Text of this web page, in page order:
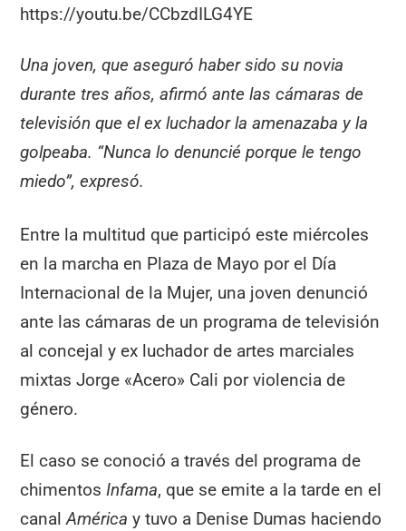
https://youtu.be/CCbzdILG4YE
Una joven, que aseguró haber sido su novia
durante tres años, afirmó ante las cámaras de
televisión que el ex luchador la amenazaba y la
golpeaba. “Nunca lo denuncié porque le tengo
miedo”, expresó.
Entre la multitud que participó este miércoles
en la marcha en Plaza de Mayo por el Día
Internacional de la Mujer, una joven denunció
ante las cámaras de un programa de televisión
al concejal y ex luchador de artes marciales
mixtas Jorge «Acero» Cali por violencia de
género.
El caso se conoció a través del programa de
chimentosInfama, que se emite a la tarde en el
canalAmérica y tuvo a Denise Dumas haciendo